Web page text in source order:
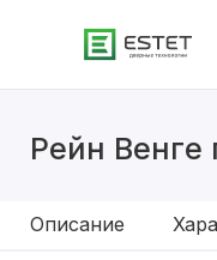
Рейн Венге
Описание